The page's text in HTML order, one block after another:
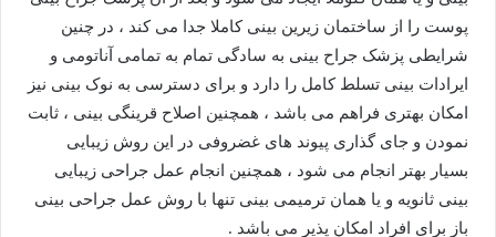
پوست را از ساختمان زیرین بینی کاملا جدا می کند ، در چنین
شرایطی پزشک جراح بینی به سادگی تمام به تمامی آناتومی و
ایرادات بینی تسلط کامل را دارد و برای دسترسی به نوک بینی نیز
امکان بهتری فراهم می باشد ، همچنین اصلاح قرینگی بینی ، ثابت
نمودن و جای گذاری پیوند های غضروفی در این روش زیبایی
بسیار بهتر انجام می شود ، همچنین انجام عمل جراحی زیبایی
بینی ثانویه و یا همان ترمیمی بینی تنها با روش عمل جراحی بینی
باز برای افراد امکان پذیر می باشد .